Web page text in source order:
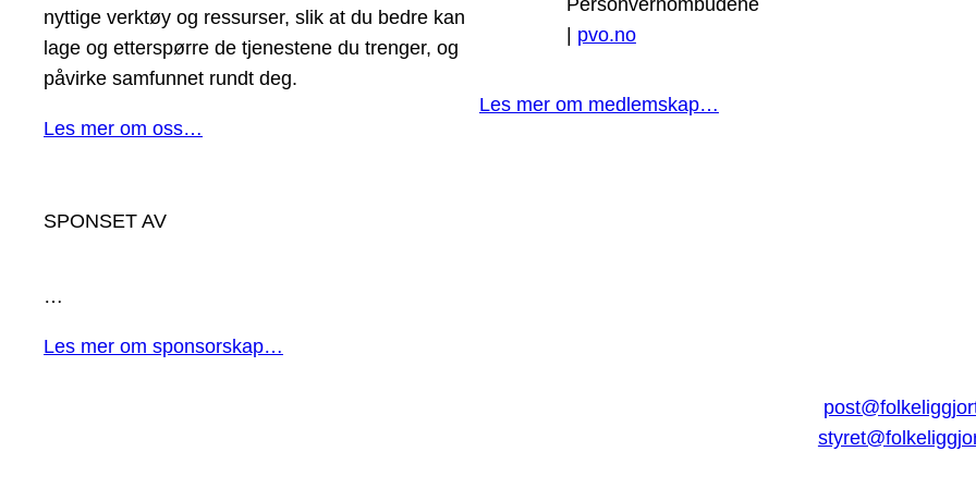
nyttige verktøy og ressurser, slik at du bedre kan
lage og etterspørre de tjenestene du trenger, og
påvirke samfunnet rundt deg.
Les mer om oss…
| pvo.no
Les mer om medlemskap…
SPONSET AV
…
Les mer om sponsorskap…